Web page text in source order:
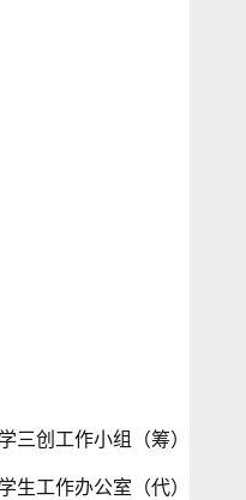
三创工作小组（筹）
生工作办公室（代）